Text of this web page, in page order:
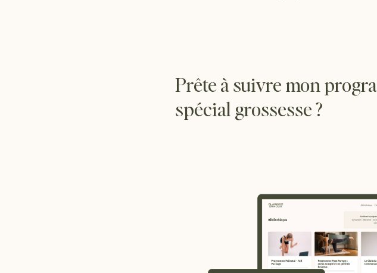
Prête à suivre mon
spécial grossesse ?